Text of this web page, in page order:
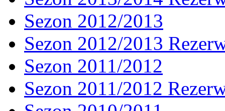
Sezon 2012/2013
Sezon 2012/2013
Sezon 2011/2012
Sezon 2011/2012